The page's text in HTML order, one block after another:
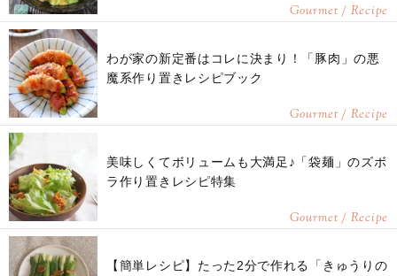
Gourmet / Recipe
わが家の新定番はコレに決まり！「豚肉」の悪
魔系作り置きレシピブック
Gourmet / Recipe
美味しくてボリュームも大満足♪「袋麺」のズボ
ラ作り置きレシピ特集
Gourmet / Recipe
【簡単レシピ】たった2分で作れる「きゅうりの